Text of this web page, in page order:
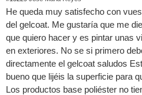
He queda muy satisfecho con
del gelcoat. Me gustaría que me
que quiero hacer y es pintar unas
en exteriores. No se si primero
directamente el gelcoat saludos
bueno que lijéis la superficie para
Los productos base poliéster no